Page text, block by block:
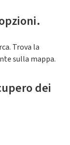
Trova la
sulla mappa.
dei